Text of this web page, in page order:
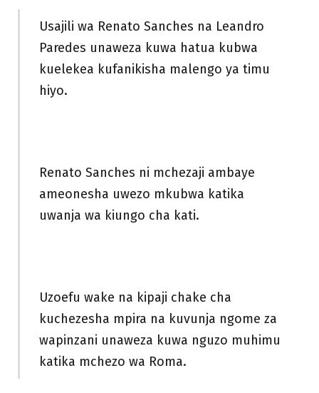
Usajili wa Renato Sanches na Leandro
Paredes unaweza kuwa hatua kubwa
kuelekea kufanikisha malengo ya timu
hiyo.
Renato Sanches ni mchezaji ambaye
ameonesha uwezo mkubwa katika
uwanja wa kiungo cha kati.
Uzoefu wake na kipaji chake cha
kuchezesha mpira na kuvunja ngome za
wapinzani unaweza kuwa nguzo muhimu
katika mchezo wa Roma.